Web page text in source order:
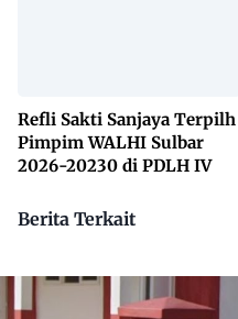
Refli Sakti Sanjaya Terpilh
Pimpim WALHI Sulbar
2026-20230 di PDLH IV
Berita Terkait